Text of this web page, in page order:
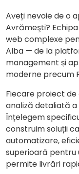
Aveți nevoie de o
Avrămeşti?
web complexe
Alba — de la
management și
moderne precum
Fiecare proiect
analiză detaliată
Înțelegem
construim soluții
automatizare,
superioară pentru
permite livrări